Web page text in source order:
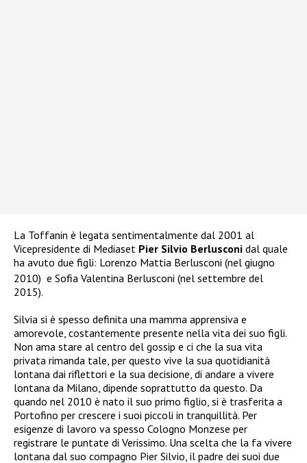
La Toffanin è legata sentimentalmente dal 2001 al
Vicepresidente di Mediaset Pier Silvio Berlusconi dal quale
ha avuto due figli: Lorenzo Mattia Berlusconi (nel giugno
2010) e Sofia Valentina Berlusconi (nel settembre del
2015).
Silvia si è spesso definita una mamma apprensiva e
amorevole, costantemente presente nella vita dei suo figli.
Non ama stare al centro del gossip e ci che la sua vita
privata rimanda tale, per questo vive la sua quotidianità
lontana dai riflettori e la sua decisione, di andare a vivere
lontana da Milano, dipende soprattutto da questo. Da
quando nel 2010 è nato il suo primo figlio, si è trasferita a
Portofino per crescere i suoi piccoli in tranquillità. Per
esigenze di lavoro va spesso Cologno Monzese per
registrare le puntate di Verissimo. Una scelta che la fa vivere
lontana dal suo compagno Pier Silvio, il padre dei suoi due